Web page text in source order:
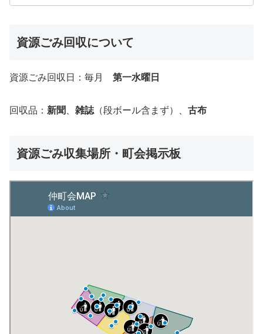
資源ごみ回収について
資源ごみ回収日：毎月 第一水曜日
回収品： 新聞 雑誌 （段ボール含まず）、 古布
資源ごみ収集場所・町会掲示板